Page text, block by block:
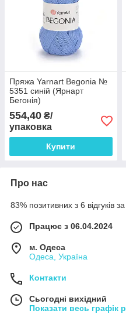
Пряжа Yarnart Begonia №
5351 синій (Ярнарт
Бегонія)
554,40 ₴/
упаковка
Купити
Про нас
83% позитивних з 6 відгуків за
Працює з 06.04.2024
м. Одеса
Одеса, Україна
Контакти
Сьогодні вихідний
Показати весь графік